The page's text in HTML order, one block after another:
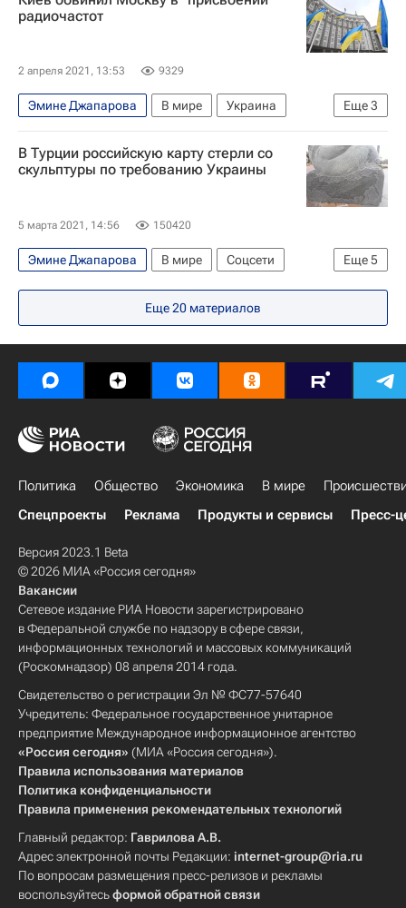
Донецкая Народная Республика
радиочастот
2 апреля 2021, 13:53 9329
Еще3
Эмине Джапарова В мире
Украина
Верховная Рада Украины
Федеральная служба по надзору в сфере связи, информационных технологий и массовых коммуникаций (Роскомнадзор)
В Турции российскую карту стерли со
скульптуры по требованию Украины
5 марта 2021, 14:56 150420
Еще5
Эмине Джапарова В мире
Соцсети
Украина
Республика Крым
Турция
Россия
Еще20 материалов
Политика Общество Экономика В мире
Спецпроекты
Реклама Продукты и сервисы Пресс-
Версия 2023.1 Beta
© 2026 МИА «Россия сегодня»
Вакансии
Сетевое издание РИА Новости зарегистрировано
в Федеральной службе по надзору в сфере связи,
информационных технологий и массовых коммуникаций
(Роскомнадзор) 08 апреля 2014 года.
Свидетельство о регистрации Эл № ФС77-57640
Учредитель: Федеральное государственное унитарное
предприятие Международное информационное агентство
«Россия сегодня» (МИА «Россия сегодня»).
Правила использования материалов
Политика конфиденциальности
Правила применения рекомендательных технологий
Главный редактор: Гаврилова А.В.
Адрес электронной почты Редакции: internet-group@ria.ru
По вопросам размещения пресс-релизов и рекламы
воспользуйтесьформой обратной связи